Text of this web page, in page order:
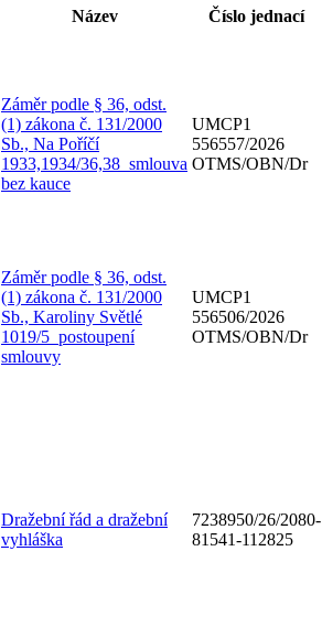
Název Číslo jednací
Záměr podle § 36, odst.
(1) zákona č. 131/2000
Sb., Na Poříčí
1933,1934/36,38_smlouva
bez kauce
UMCP1
556557/2026
OTMS/OBN/Dr
Záměr podle § 36, odst.
(1) zákona č. 131/2000
Sb., Karoliny Světlé
1019/5_postoupení
smlouvy
UMCP1
556506/2026
OTMS/OBN/Dr
Dražební řád a dražební
vyhláška
7238950/26/2080-
81541-112825